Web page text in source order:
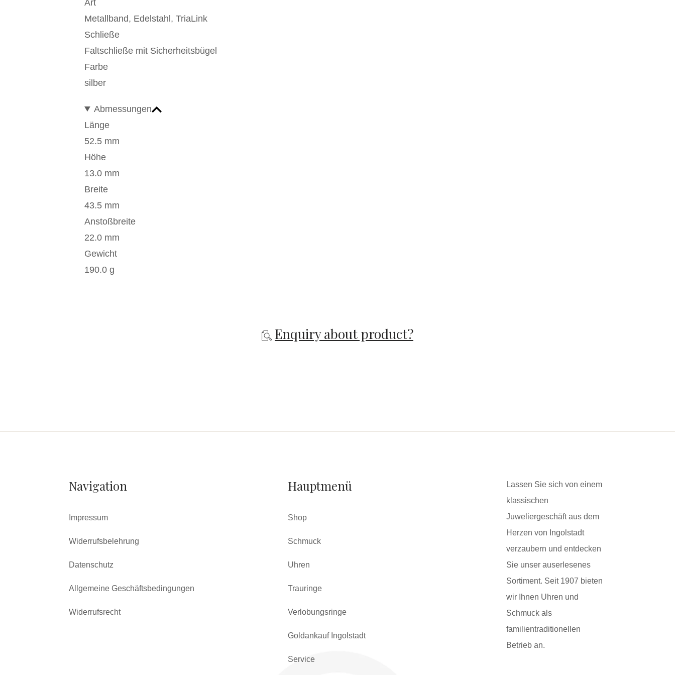
Art
Metallband, Edelstahl, TriaLink
Schließe
Faltschließe mit Sicherheitsbügel
Farbe
silber
Abmessungen
Länge
52.5 mm
Höhe
13.0 mm
Breite
43.5 mm
Anstoßbreite
22.0 mm
Gewicht
190.0 g
Enquiry about product?
Navigation
Impressum
Widerrufsbelehrung
Datenschutz
Allgemeine Geschäftsbedingungen
Widerrufsrecht
Hauptmenü
Shop
Schmuck
Uhren
Trauringe
Verlobungsringe
Goldankauf Ingolstadt
Service
Lassen Sie sich von einem
klassischen
Juweliergeschäft aus dem
Herzen von Ingolstadt
verzaubern und entdecken
Sie unser auserlesenes
Sortiment. Seit 1907 bieten
wir Ihnen Uhren und
Schmuck als
familientraditionellen
Betrieb an.